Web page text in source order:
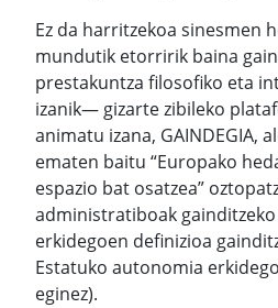
Ez da harritzekoa sinesmen
mundutik etorririk baina
prestakuntza filosofiko eta
izanik— gizarte zibileko
animatu izana, GAINDEGIA,
ematen baitu “Europako
espazio bat osatzea”
administratiboak
erkidegoen definizioa
Estatuko autonomia
eginez).